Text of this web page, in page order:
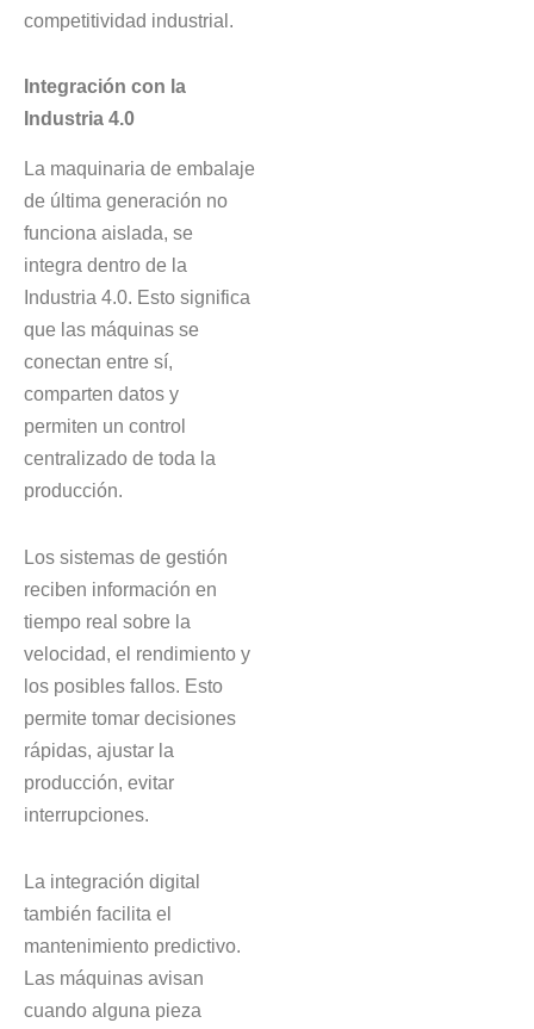
competitividad industrial.
Integración con la
Industria 4.0
La maquinaria de embalaje
de última generación no
funciona aislada, se
integra dentro de la
Industria 4.0. Esto significa
que las máquinas se
conectan entre sí,
comparten datos y
permiten un control
centralizado de toda la
producción.
Los sistemas de gestión
reciben información en
tiempo real sobre la
velocidad, el rendimiento y
los posibles fallos. Esto
permite tomar decisiones
rápidas, ajustar la
producción, evitar
interrupciones.
La integración digital
también facilita el
mantenimiento predictivo.
Las máquinas avisan
cuando alguna pieza